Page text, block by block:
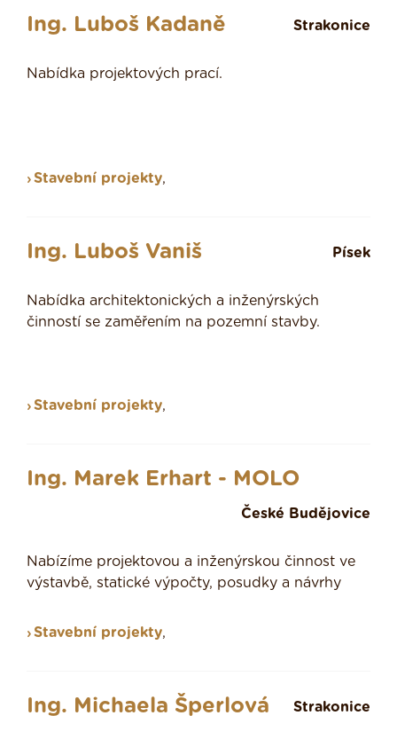
Ing. Luboš Kadaně Strakonice
Nabídka projektových prací.
Stavební projekty,
Ing. Luboš Vaniš Písek
Nabídka architektonických a inženýrských
činností se zaměřením na pozemní stavby.
Stavební projekty,
Ing. Marek Erhart - MOLO
České Budějovice
Nabízíme projektovou a inženýrskou činnost ve
výstavbě, statické výpočty, posudky a návrhy
Stavební projekty,
Ing. Michaela Šperlová Strakonice